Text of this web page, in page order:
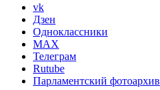
vk
Дзен
Одноклассники
MAX
Телеграм
Rutube
Парламентский фотоархив